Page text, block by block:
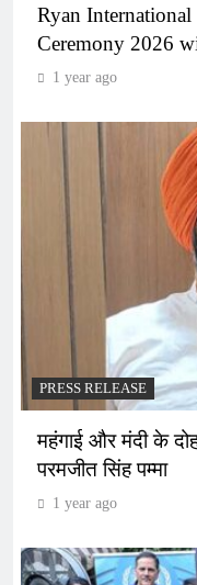
Ryan
Ceremony 2026
1 year ago
PRESS RELEASE
महंगाई और मंदी के
परमजीत सिंह पम्मा
1 year ago